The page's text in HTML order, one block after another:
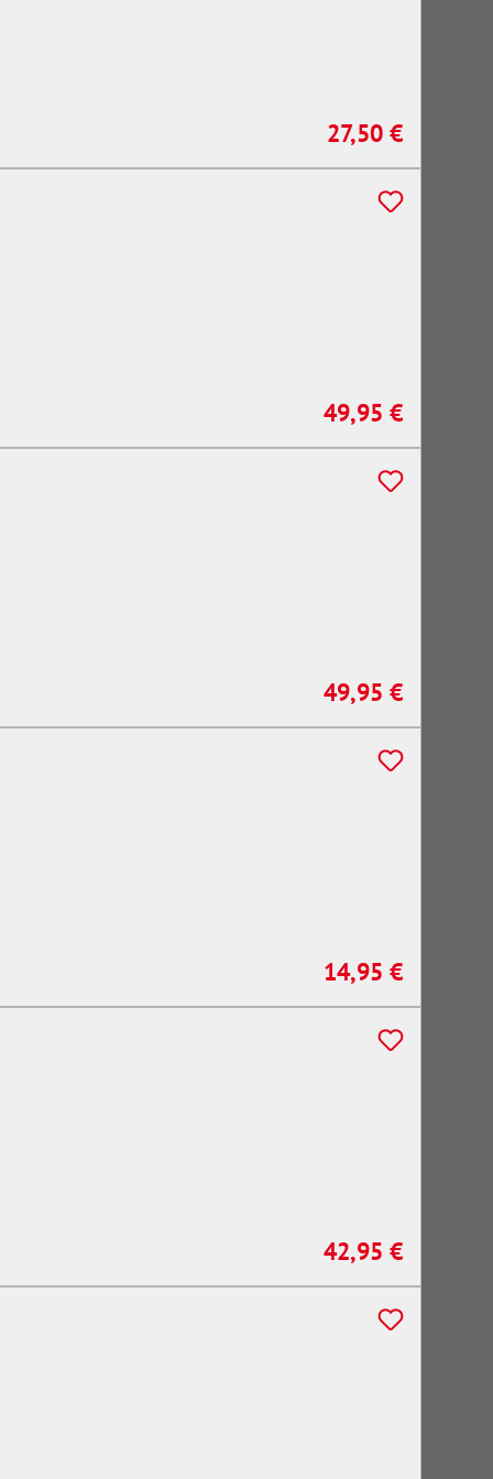
Regulärer Preis:
27,50 €
Regulärer Preis:
49,95 €
Regulärer Preis:
49,95 €
Regulärer Preis:
14,95 €
Regulärer Preis:
42,95 €